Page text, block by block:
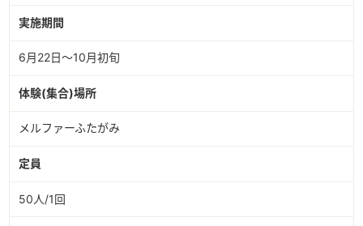
実施期間
6月22日～10月初旬
体験(集合)場所
メルファーふたがみ
定員
50人/1回